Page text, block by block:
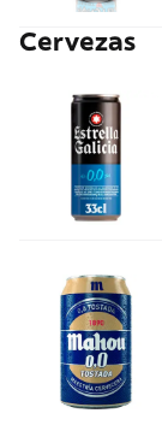
Cervezas